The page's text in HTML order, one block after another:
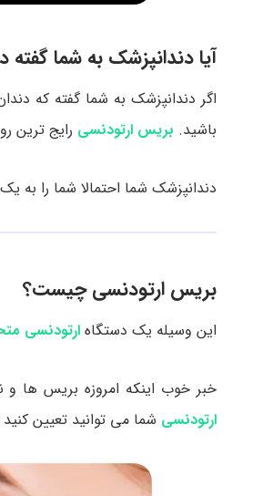
آیا دندانپزشک به شما گفته
اگر دندانپزشک به شما گفته که
باشید. بریس ارتودنسی رایج ترین
دندانپزشک شما احتمالا شما را
بریس ارتودنسی چیست؟
این وسیله یک دستگاه ارتودنسی
خبر خوب اینکه امروزه بریس ها
ارتودنسی شما می توانید تعیین